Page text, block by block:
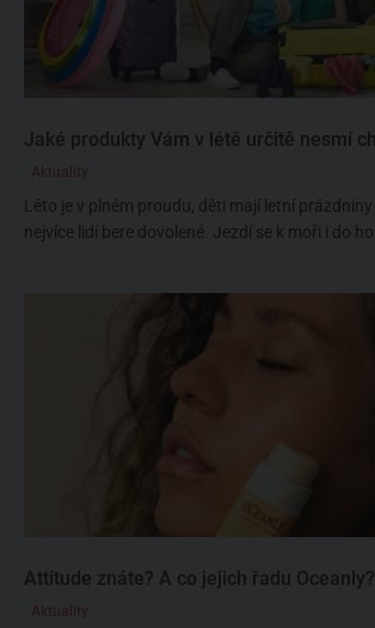
Jaké produkty Vám v létě určitě nesmí
Aktuality
Léto je v plném proudu, děti mají letní prázdniny
nejvíce lidí bere dovolené. Jezdí se k moři i do
Attitude znáte? A co jejich řadu Oceanly?
Aktuality